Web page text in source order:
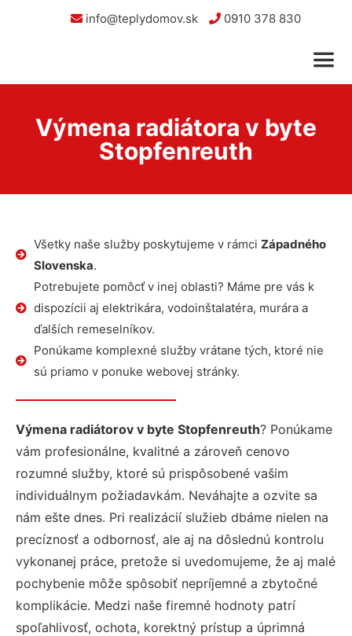
info@teplydomov.sk 0910 378 830
Výmena radiátora v byte
Stopfenreuth
Všetky naše služby poskytujeme v rámci Západného
Slovenska.
Potrebujete pomôcť v inej oblasti? Máme pre vás k
dispozícii aj elektrikára, vodoinštalatéra, murára a
ďalších remeselníkov.
Ponúkame komplexné služby vrátane tých, ktoré nie
sú priamo v ponuke webovej stránky.
Výmena radiátorov v byte Stopfenreuth? Ponúkame
vám profesionálne, kvalitné a zároveň cenovo
rozumné služby, ktoré sú prispôsobené vašim
individuálnym požiadavkám. Neváhajte a ozvite sa
nám ešte dnes. Pri realizácií služieb dbáme nielen na
precíznosť a odbornosť, ale aj na dôslednú kontrolu
vykonanej práce, pretože si uvedomujeme, že aj malé
pochybenie môže spôsobiť nepríjemné a zbytočné
komplikácie. Medzi naše firemné hodnoty patrí
spoľahlivosť, ochota, korektný prístup a úprimná